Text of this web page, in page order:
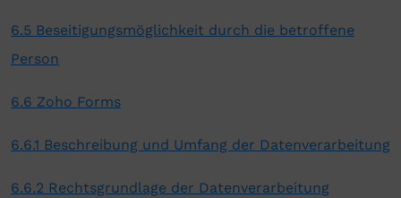
6.5 Beseitigungsmöglichkeit durch die betroffene
Person
6.6 Zoho Forms
6.6.1 Beschreibung und Umfang der Datenverarbeitung
6.6.2 Rechtsgrundlage der Datenverarbeitung